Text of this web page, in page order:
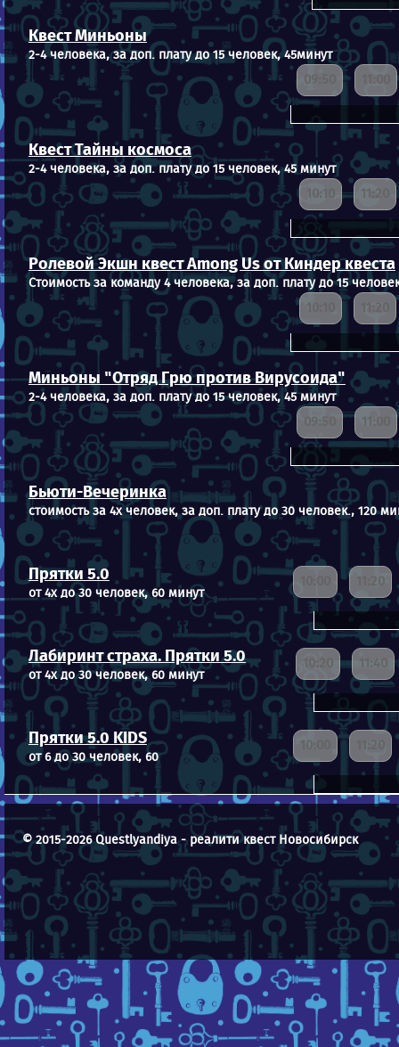
Квест Миньоны
2-4 человека, за доп. плату до 15 человек, 45минут
09:50 11:00
Квест Тайны космоса
2-4 человека, за доп. плату до 15 человек, 45 минут
10:10 11:20
Ролевой Экшн квест Among Us от Киндер квеста
Стоимость за команду 4 человека, за доп. плату до 15
10:10 11:20
Миньоны "Отряд Грю против Вирусоида"
2-4 человека, за доп. плату до 15 человек, 45 минут
09:50 11:00
Бьюти-Вечеринка
стоимость за 4х человек, за доп. плату до 30 человек., 120
Прятки 5.0
от 4х до 30 человек, 60 минут
10:00 11:20
Лабиринт страха. Прятки 5.0
от 4х до 30 человек, 60 минут
10:20 11:40
Прятки 5.0 KIDS
от 6 до 30 человек, 60
10:00 11:20
© 2015-2026 Questlyandiya - реалити квест Новосибирск